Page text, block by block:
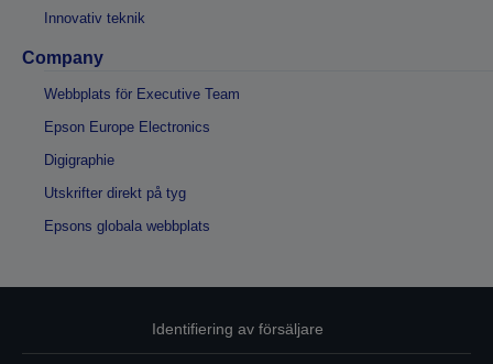
Innovativ teknik
Company
Webbplats för Executive Team
Epson Europe Electronics
Digigraphie
Utskrifter direkt på tyg
Epsons globala webbplats
Identifiering av försäljare